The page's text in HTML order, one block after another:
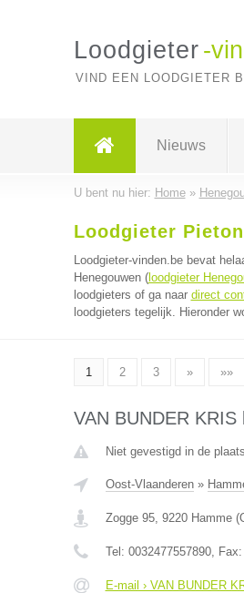
Loodgieter -
VIND EEN LOODGIETER
Nieuws
U bent nu hier: Home»
Loodgieter Pieton
Loodgieter-vinden.be bevat
Henegouwen (loodgieter
loodgieters of ga naar direct
loodgieters tegelijk. Hieronder
1 2 3 » »»
VAN BUNDER KRIS
Niet gevestigd in de
Oost-Vlaanderen»
Zogge 95, 9220 Hamme(
Tel: 0032477557890, Fax:
E-mail › VAN BUNDER